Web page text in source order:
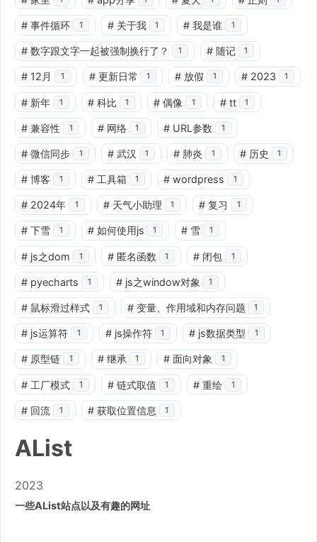
# 事件循环 1 # 关于我 1 # 我是谁 1
# 数字跟文字一起被强制换行了？ 1 # 随记 1
# 12月 1 # 更新日常 1 # 放假 1 # 2023 1
# 新年 1 # 科比 1 # 偶像 1 # tt 1
# 兼容性 1 # 网络 1 # URL参数 1
# 微信同步 1 # 武汉 1 # 肺炎 1 # 历史 1
# 博客 1 # 工具箱 1 # wordpress 1
# 2024年 1 # 天气小助理 1 # 复习 1
# 下雪 1 # 如何使用js 1 # 雪 1
# js之dom 1 # 匿名函数 1 # 闭包 1
# pyecharts 1 # js之window对象 1
# 鼠标滑过样式 1 # 变量、作用域和内存问题 1
# js运算符 1 # js操作符 1 # js数据类型 1
# 原型链 1 # 继承 1 # 面向对象 1
# 工厂模式 1 # 链式取值 1 # 重绘 1
# 回流 1 # 获取位置信息 1
AList
2023
一些AList站点以及有趣的网址